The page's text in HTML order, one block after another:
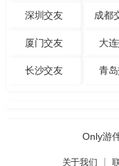
深圳交友 成都
厦门交友 大
长沙交友 青
Only游
关于我们